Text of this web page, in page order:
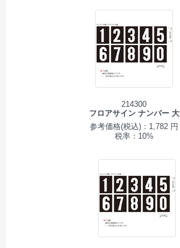
214300
フロアサイン ナンバー 大
参考価格(税込)：1,782 円
税率：10%